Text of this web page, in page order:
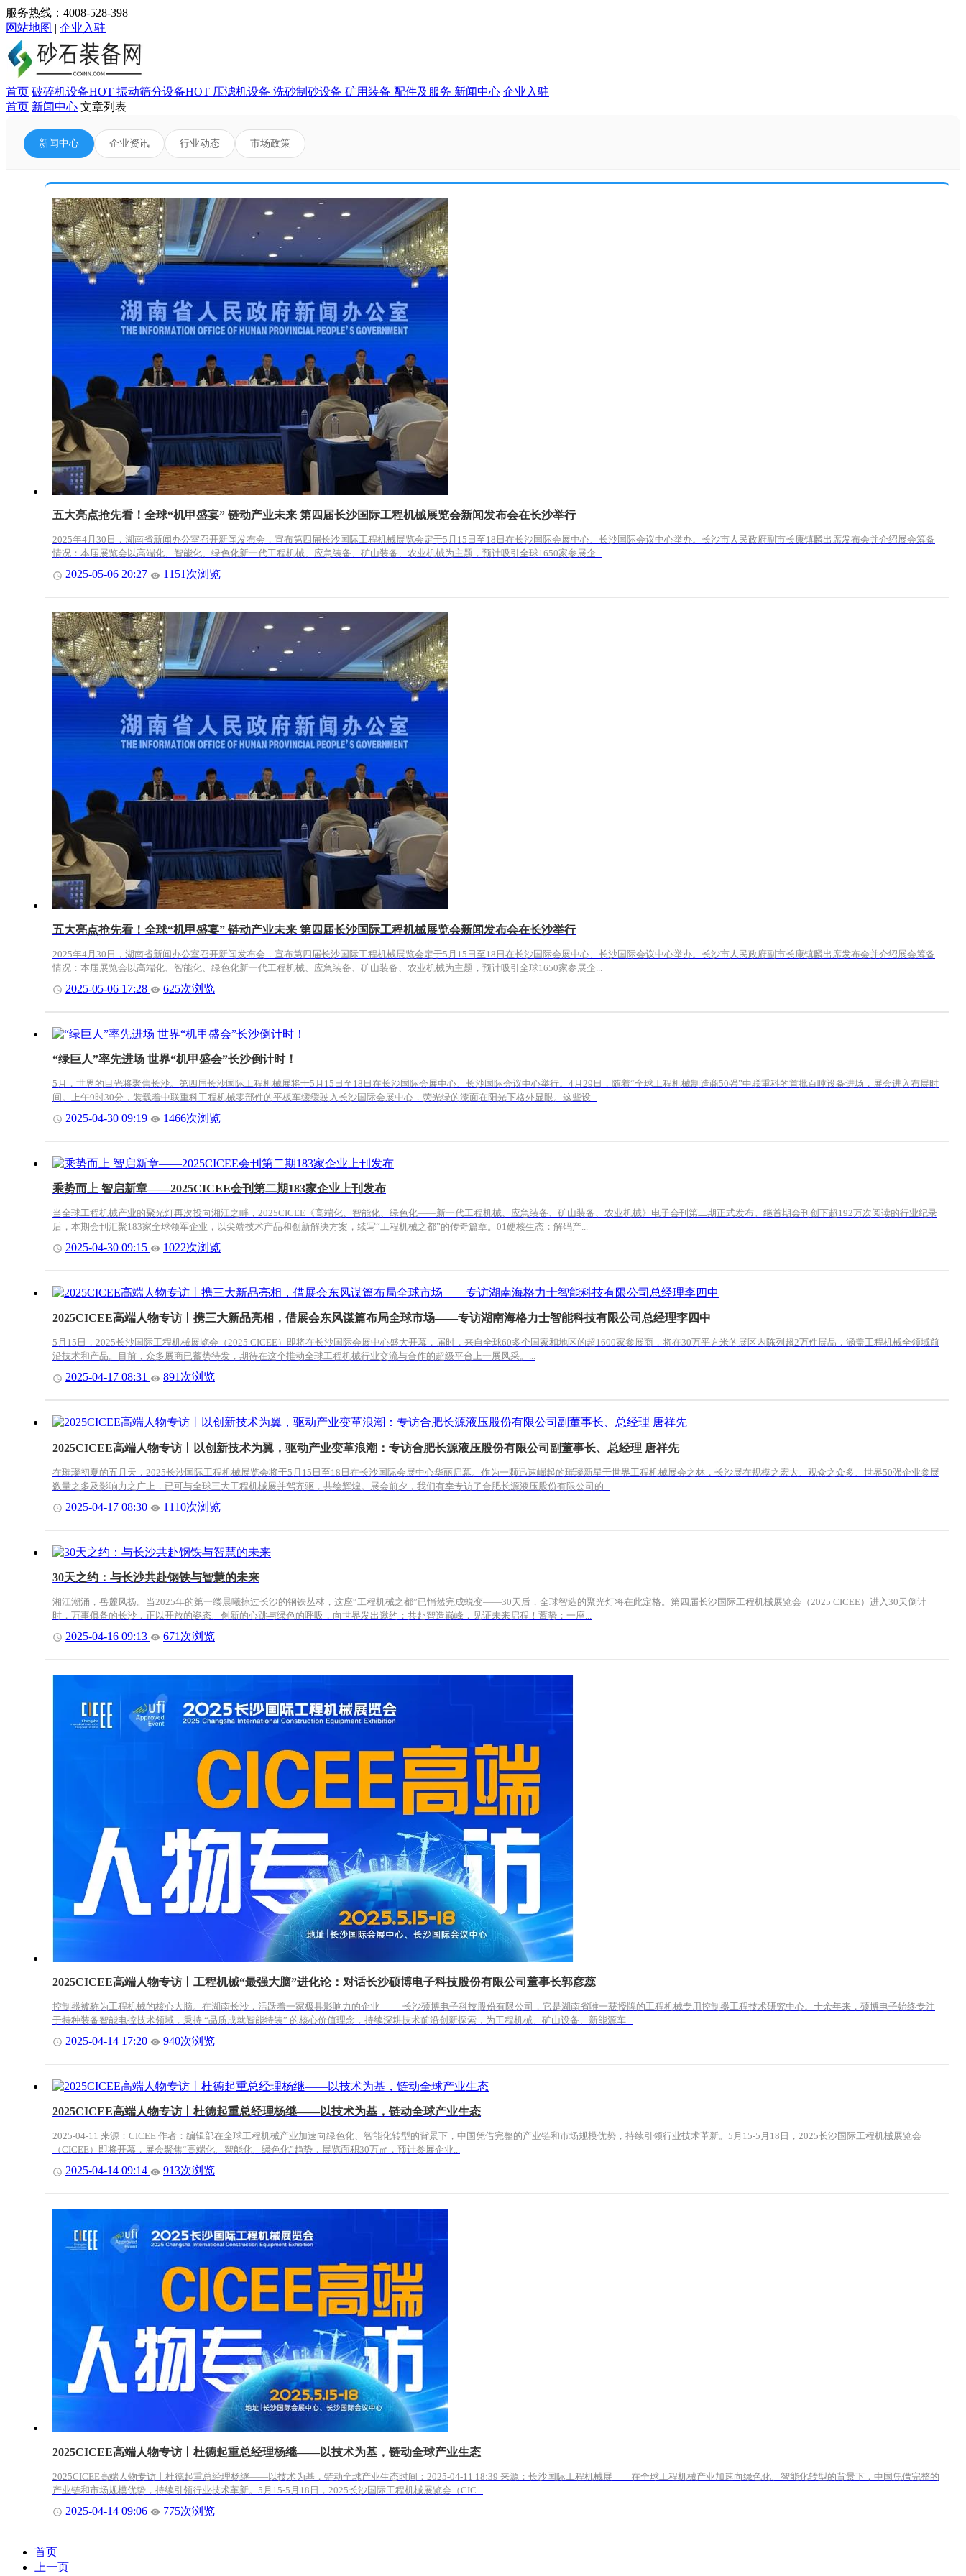
服务热线：4008-528-398
网站地图 | 企业入驻
首页 破碎机设备HOT 振动筛分设备HOT 压滤机设备 洗砂制砂设备 矿用装备 配件及服务 新闻中心 企业入驻
首页 新闻中心 文章列表
新闻中心 企业资讯 行业动态 市场政策
五大亮点抢先看！全球“机甲盛宴” 链动产业未来 第四届长沙国际工程机械展览会新闻发布会在长沙举行
2025年4月30日，湖南省新闻办公室召开新闻发布会，宣布第四届长沙国际工程机械展览会定于5月15日至18日在长沙国际会展中心、长沙国际会议中心举办。长沙市人民政府副市长康镇麟出席发布会并介绍展会筹备
情况：本届展览会以高端化、智能化、绿色化新一代工程机械、应急装备、矿山装备、农业机械为主题，预计吸引全球1650家参展企...
2025-05-06 20:27 1151次浏览
五大亮点抢先看！全球“机甲盛宴” 链动产业未来 第四届长沙国际工程机械展览会新闻发布会在长沙举行
2025年4月30日，湖南省新闻办公室召开新闻发布会，宣布第四届长沙国际工程机械展览会定于5月15日至18日在长沙国际会展中心、长沙国际会议中心举办。长沙市人民政府副市长康镇麟出席发布会并介绍展会筹备
情况：本届展览会以高端化、智能化、绿色化新一代工程机械、应急装备、矿山装备、农业机械为主题，预计吸引全球1650家参展企...
2025-05-06 17:28 625次浏览
“绿巨人”率先进场 世界“机甲盛会”长沙倒计时！
5月，世界的目光将聚焦长沙。第四届长沙国际工程机械展将于5月15日至18日在长沙国际会展中心、长沙国际会议中心举行。4月29日，随着“全球工程机械制造商50强”中联重科的首批百吨设备进场，展会进入布展时
间。上午9时30分，装载着中联重科工程机械零部件的平板车缓缓驶入长沙国际会展中心，荧光绿的漆面在阳光下格外显眼。这些设...
2025-04-30 09:19 1466次浏览
乘势而上 智启新章——2025CICEE会刊第二期183家企业上刊发布
当全球工程机械产业的聚光灯再次投向湘江之畔，2025CICEE《高端化、智能化、绿色化——新一代工程机械、应急装备、矿山装备、农业机械》电子会刊第二期正式发布。继首期会刊创下超192万次阅读的行业纪录
后，本期会刊汇聚183家全球领军企业，以尖端技术产品和创新解决方案，续写“工程机械之都”的传奇篇章。01硬核生态：解码产...
2025-04-30 09:15 1022次浏览
2025CICEE高端人物专访丨携三大新品亮相，借展会东风谋篇布局全球市场——专访湖南海格力士智能科技有限公司总经理李四中
5月15日，2025长沙国际工程机械展览会（2025 CICEE）即将在长沙国际会展中心盛大开幕，届时，来自全球60多个国家和地区的超1600家参展商，将在30万平方米的展区内陈列超2万件展品，涵盖工程机械全领域前
沿技术和产品。目前，众多展商已蓄势待发，期待在这个推动全球工程机械行业交流与合作的超级平台上一展风采。...
2025-04-17 08:31 891次浏览
2025CICEE高端人物专访丨以创新技术为翼，驱动产业变革浪潮：专访合肥长源液压股份有限公司副董事长、总经理 唐祥先
在璀璨初夏的五月天，2025长沙国际工程机械展览会将于5月15日至18日在长沙国际会展中心华丽启幕。作为一颗迅速崛起的璀璨新星于世界工程机械展会之林，长沙展在规模之宏大、观众之众多、世界50强企业参展
数量之多及影响力之广上，已可与全球三大工程机械展并驾齐驱，共绘辉煌。展会前夕，我们有幸专访了合肥长源液压股份有限公司的...
2025-04-17 08:30 1110次浏览
30天之约：与长沙共赴钢铁与智慧的未来
湘江潮涌，岳麓风扬。当2025年的第一缕晨曦掠过长沙的钢铁丛林，这座“工程机械之都”已悄然完成蜕变——30天后，全球智造的聚光灯将在此定格。第四届长沙国际工程机械展览会（2025 CICEE）进入30天倒计
时，万事俱备的长沙，正以开放的姿态、创新的心跳与绿色的呼吸，向世界发出邀约：共赴智造巅峰，见证未来启程！蓄势：一座...
2025-04-16 09:13 671次浏览
2025CICEE高端人物专访丨工程机械“最强大脑”进化论：对话长沙硕博电子科技股份有限公司董事长郭彦蕊
控制器被称为工程机械的核心大脑。在湖南长沙，活跃着一家极具影响力的企业 —— 长沙硕博电子科技股份有限公司，它是湖南省唯一获授牌的工程机械专用控制器工程技术研究中心。十余年来，硕博电子始终专注
于特种装备智能电控技术领域，秉持 “品质成就智能特装” 的核心价值理念，持续深耕技术前沿创新探索，为工程机械、矿山设备、新能源车...
2025-04-14 17:20 940次浏览
2025CICEE高端人物专访丨杜德起重总经理杨继——以技术为基，链动全球产业生态
2025-04-11 来源：CICEE 作者：编辑部在全球工程机械产业加速向绿色化、智能化转型的背景下，中国凭借完整的产业链和市场规模优势，持续引领行业技术革新。5月15-5月18日，2025长沙国际工程机械展览会
（CICEE）即将开幕，展会聚焦“高端化、智能化、绿色化”趋势，展览面积30万㎡，预计参展企业...
2025-04-14 09:14 913次浏览
2025CICEE高端人物专访丨杜德起重总经理杨继——以技术为基，链动全球产业生态
2025CICEE高端人物专访丨杜德起重总经理杨继——以技术为基，链动全球产业生态时间：2025-04-11 18:39 来源：长沙国际工程机械展 在全球工程机械产业加速向绿色化、智能化转型的背景下，中国凭借完整的
产业链和市场规模优势，持续引领行业技术革新。5月15-5月18日，2025长沙国际工程机械展览会（CIC...
2025-04-14 09:06 775次浏览
首页
上一页